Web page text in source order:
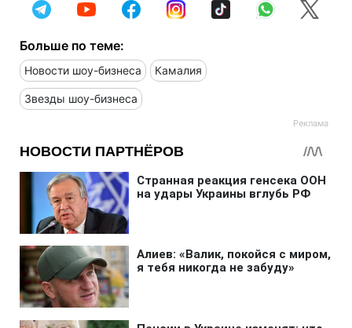
Больше по теме:
Новости шоу-бизнеса Камалия
Звезды шоу-бизнеса